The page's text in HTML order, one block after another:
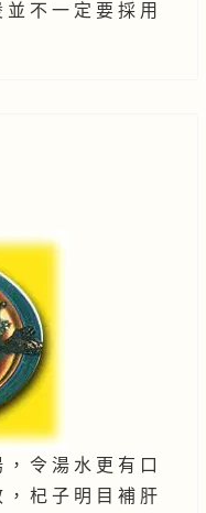
不 一 定 要 採 用
令 湯 水 更 有 口
， 杞 子 明 目 補 肝